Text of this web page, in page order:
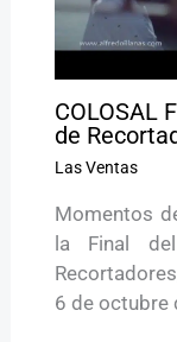
COLOSAL
de
Las Ventas
Momentos
la Final
6 de octubre